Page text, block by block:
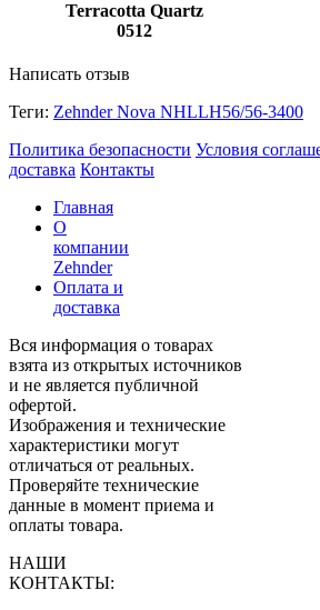
Terracotta Quartz
0512
Написать отзыв
Теги: Zehnder Nova NHLLH56/56-3400
Политика безопасности Условия
доставка Контакты
Главная
О
компании
Zehnder
Оплата и
доставка
Вся информация о товарах
взята из открытых источников
и не является публичной
офертой.
Изображения и технические
характеристики могут
отличаться от реальных.
Проверяйте технические
данные в момент приема и
оплаты товара.
НАШИ
КОНТАКТЫ: